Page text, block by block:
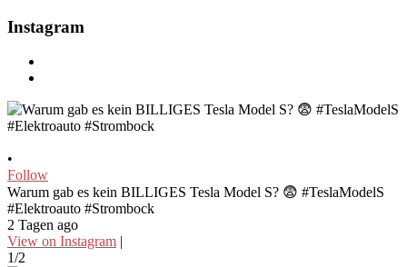
Instagram
•
Follow
Warum gab es kein BILLIGES Tesla Model S? 😨 #TeslaModelS
#Elektroauto #Strombock
2 Tagen ago
View on Instagram |
1/2